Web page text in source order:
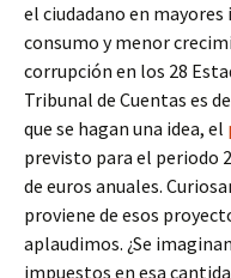
el ciudadano en
consumo y menor
corrupción en los 28
Tribunal de Cuentas es
que se hagan una idea, el
previsto para el periodo
de euros anuales.
proviene de esos
aplaudimos. ¿Se
impuestos en esa